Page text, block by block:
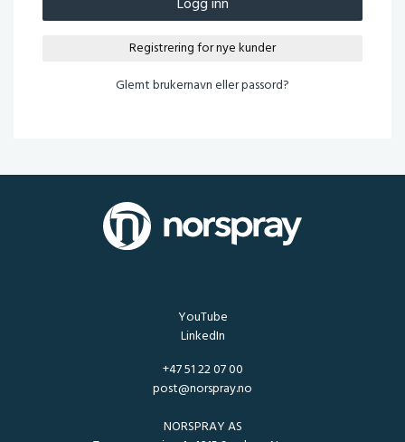
Registrering for nye kunder
Glemt brukernavn eller passord?
YouTube
LinkedIn
+47 51 22 07 00
post@norspray.no
NORSPRAY AS